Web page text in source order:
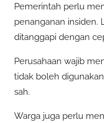
Pemerintah perlu
penanganan insiden.
ditanggapi dengan
Perusahaan wajib
tidak boleh
sah.
Warga juga perlu